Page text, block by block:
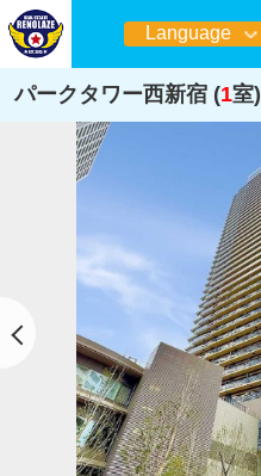
Language
日本語
パークタワー西新宿 (1室)